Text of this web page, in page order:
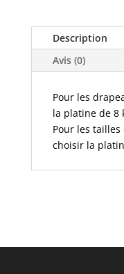
Description
Avis (0)
Pour les
la platine de 8
Pour les
choisir la